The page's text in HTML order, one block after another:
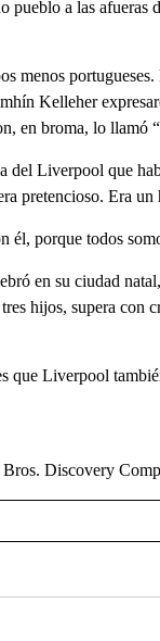
pueblo a las afueras
menos
Kelleher
en broma, lo llamó
del Liverpool que
pretencioso. Era un
él, porque todos
en su ciudad
hijos, supera con
que Liverpool
Discovery